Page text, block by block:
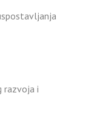
razvoja i